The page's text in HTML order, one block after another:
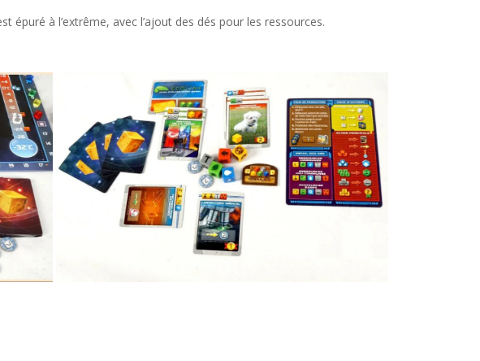
épuré à l’extrême, avec l’ajout des dés pour les ressources.